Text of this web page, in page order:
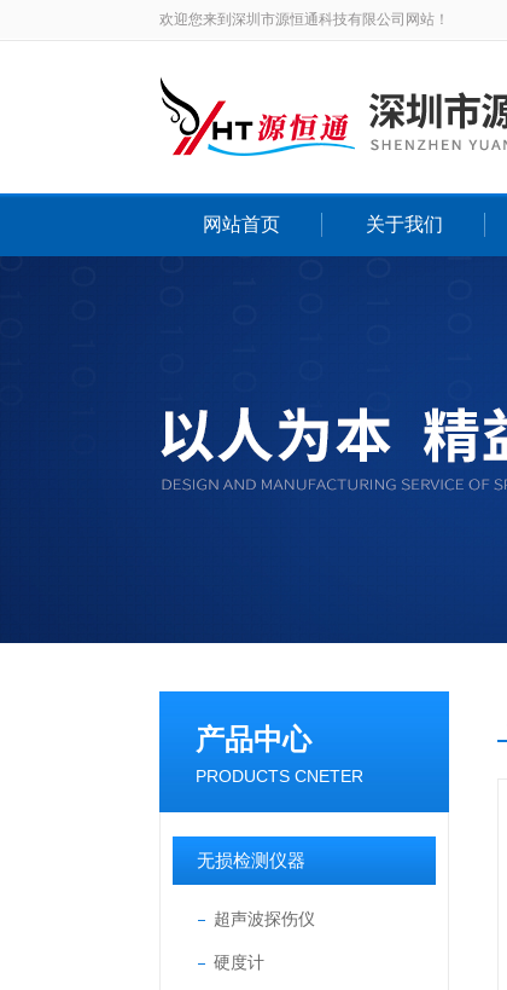
欢迎您来到深圳市源恒通科技有限公司网站！
网站首页 关于我们
产品中心
PRODUCTS CNETER
无损检测仪器
超声波探伤仪
硬度计